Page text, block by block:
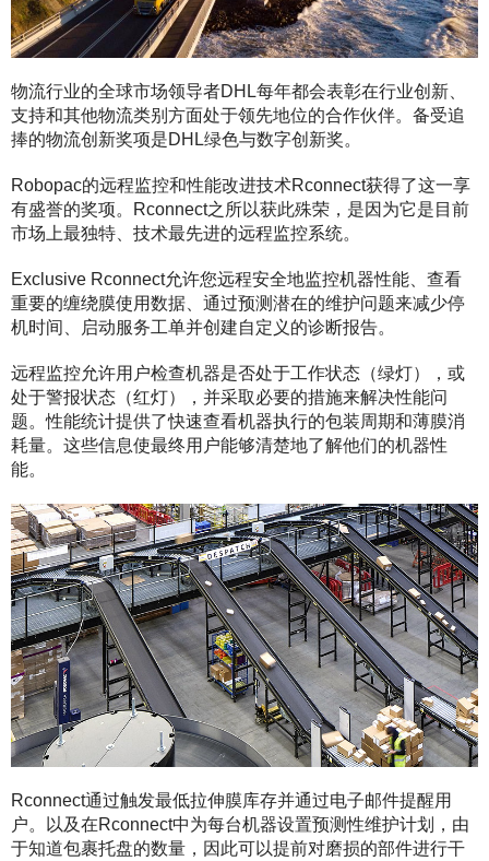
物流行业的全球市场领导者DHL每年都会表彰在行业创新、
支持和其他物流类别方面处于领先地位的合作伙伴。备受追
捧的物流创新奖项是DHL绿色与数字创新奖。
Robopac的远程监控和性能改进技术Rconnect获得了这一享
有盛誉的奖项。Rconnect之所以获此殊荣，是因为它是目前
市场上最独特、技术最先进的远程监控系统。
Exclusive Rconnect允许您远程安全地监控机器性能、查看
重要的缠绕膜使用数据、通过预测潜在的维护问题来减少停
机时间、启动服务工单并创建自定义的诊断报告。
远程监控允许用户检查机器是否处于工作状态（绿灯），或
处于警报状态（红灯），并采取必要的措施来解决性能问
题。性能统计提供了快速查看机器执行的包装周期和薄膜消
耗量。这些信息使最终用户能够清楚地了解他们的机器性
能。
Rconnect通过触发最低拉伸膜库存并通过电子邮件提醒用
户。
以及在Rconnect中为每台机器设置预测性维护计划，由
于知道包裹托盘的数量，因此可以提前对磨损的部件进行干